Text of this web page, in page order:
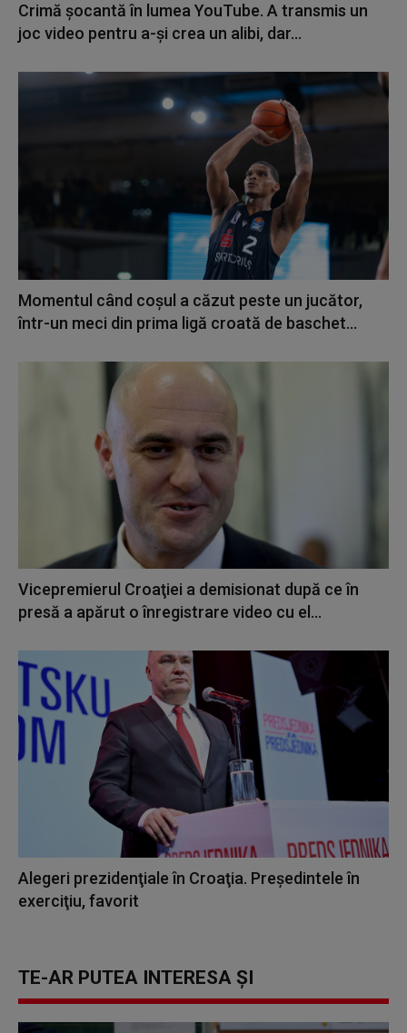
Crimă șocantă în lumea YouTube. A transmis un
joc video pentru a-și crea un alibi, dar...
Momentul când coșul a căzut peste un jucător,
într-un meci din prima ligă croată de baschet...
Vicepremierul Croaţiei a demisionat după ce în
presă a apărut o înregistrare video cu el...
Alegeri prezidenţiale în Croaţia. Preşedintele în
exerciţiu, favorit
TE-AR PUTEA INTERESA ȘI